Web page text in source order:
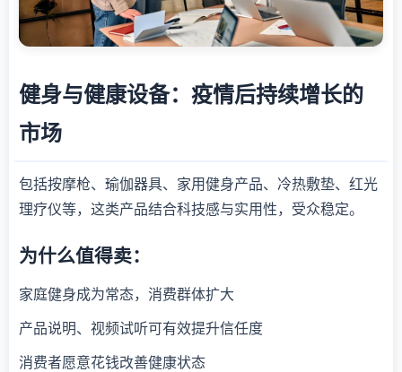
健身与健康设备：疫情后持续增长的
市场
包括按摩枪、瑜伽器具、家用健身产品、冷热敷垫、红光
理疗仪等，这类产品结合科技感与实用性，受众稳定。
为什么值得卖：
家庭健身成为常态，消费群体扩大
产品说明、视频试听可有效提升信任度
消费者愿意花钱改善健康状态